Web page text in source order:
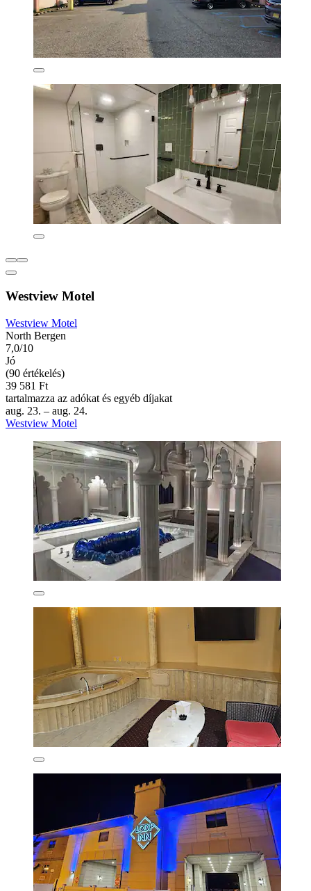
Westview Motel
Westview Motel
North Bergen
7,0/10
Jó
(90 értékelés)
39 581 Ft
tartalmazza az adókat és egyéb díjakat
aug. 23. – aug. 24.
Westview Motel